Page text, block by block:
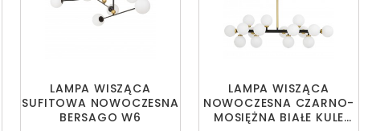
LAMPA WISZĄCA
SUFITOWA NOWOCZESNA
BERSAGO W6
LAMPA WISZĄCA
NOWOCZESNA CZARNO-
MOSIĘŻNA BIAŁE KULE